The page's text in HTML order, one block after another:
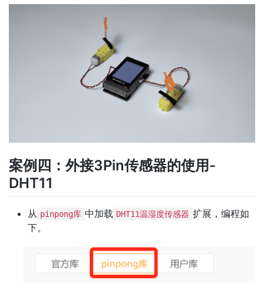
案例四：外接3Pin传感器的使用-
DHT11
从 pinpong库 中加载 DHT11温湿度传感器 扩展，编程如
下。